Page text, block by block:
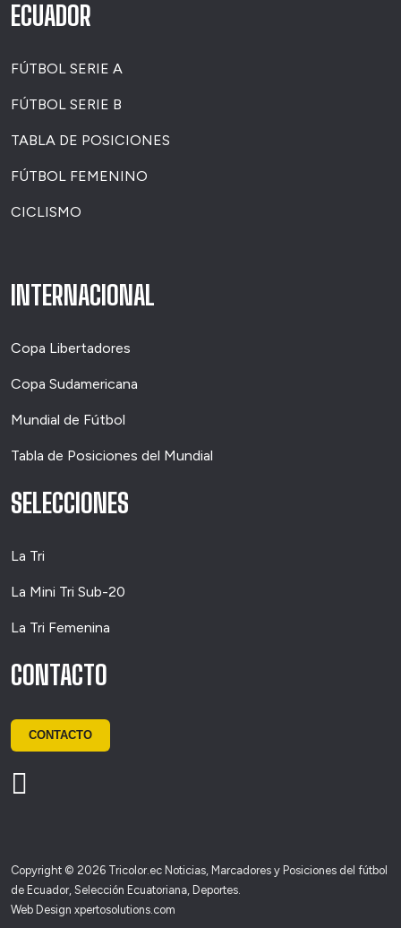
ECUADOR
FÚTBOL SERIE A
FÚTBOL SERIE B
TABLA DE POSICIONES
FÚTBOL FEMENINO
CICLISMO
INTERNACIONAL
Copa Libertadores
Copa Sudamericana
Mundial de Fútbol
Tabla de Posiciones del Mundial
SELECCIONES
La Tri
La Mini Tri Sub-20
La Tri Femenina
CONTACTO
CONTACTO
Copyright © 2026 Tricolor.ec Noticias, Marcadores y Posiciones del fútbol
de Ecuador, Selección Ecuatoriana, Deportes.
Web Design xpertosolutions.com